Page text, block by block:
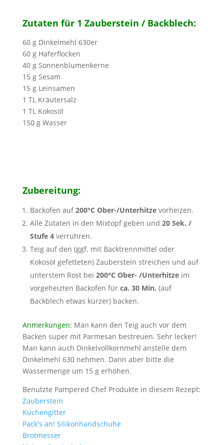
Zutaten für 1 Zauberstein / Backblech:
60 g Dinkelmehl 630er
60 g Haferflocken
40 g Sonnenblumenkerne
15 g Sesam
15 g Leinsamen
1 TL Kräutersalz
1 TL Kokosöl
150 g Wasser
Zubereitung:
Backofen auf200°C Ober-/Unterhitze vorheizen.
Alle Zutaten in den Mixtopf geben und20 Sek. /
Stufe 4 verrühren.
Teig auf den (ggf. mit Backtrennmittel oder
Kokosöl gefetteten) Zauberstein streichen und auf
unterstem Rost bei200°C Ober- /Unterhitze im
vorgeheizten Backofen fürca. 30 Min. (auf
Backblech etwas kürzer) backen.
Anmerkungen: Man kann den Teig auch vor dem
Backen super mit Parmesan bestreuen. Sehr lecker!
Man kann auch Dinkelvollkornmehl anstelle dem
Dinkelmehl 630 nehmen. Dann aber bitte die
Wassermenge um 15 g erhöhen.
Benutzte Pampered Chef Produkte in diesem Rezept:
Zauberstein
Kuchengitter
Pack's an! Silikonhandschuhe
Brotmesser